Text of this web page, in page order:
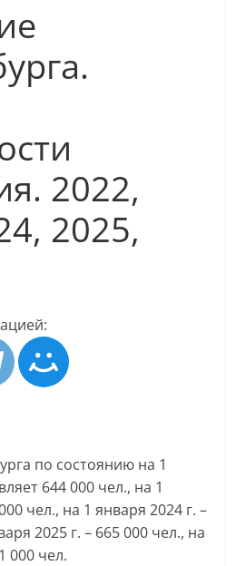
2022,
2025,
по состоянию на 1
644 000 чел., на 1
чел., на 1 января 2024 г. –
2025 г. – 665 000 чел., на
000 чел.